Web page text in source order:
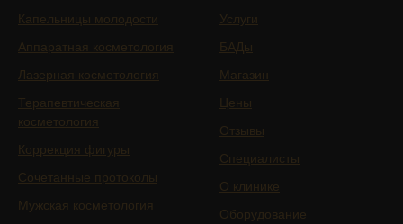
Капельницы молодости
Аппаратная косметология
Лазерная косметология
Терапевтическая
косметология
Коррекция фигуры
Сочетанные протоколы
Мужская косметология
Услуги
БАДы
Магазин
Цены
Отзывы
Специалисты
О клинике
Оборудование